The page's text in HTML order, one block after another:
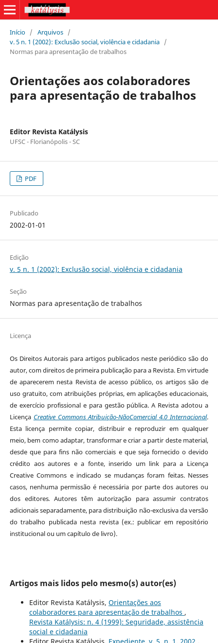
Início / Arquivos /
v. 5 n. 1 (2002): Exclusão social, violência e cidadania /
Normas para apresentação de trabalhos
Orientações aos colaboradores
para apresentação de trabalhos
Editor Revista Katálysis
UFSC - Florianópolis - SC
PDF
Publicado
2002-01-01
Edição
v. 5 n. 1 (2002): Exclusão social, violência e cidadania
Seção
Normas para apresentação de trabalhos
Licença
Os Direitos Autorais para artigos publicados neste periódico são do
autor, com direitos de primeira publicação para a Revista. Em virtude
de aparecerem nesta Revista de acesso público, os artigos são de
uso gratuito, com atribuições próprias, em aplicações educacionais,
de exercício profissional e para gestão pública. A Revista adotou a
Licença Creative Commons Atribuição-NãoComercial 4.0 Internacional.
Esta licença permite copiar, distribuir e reproduzir em qualquer
meio, bem como adaptar, transformar e criar a partir deste material,
desde que para fins não comerciais e que seja fornecido o devido
crédito aos autores e a fonte, inserido um link para a Licença
Creative Commons e indicado se mudanças foram feitas. Nesses
casos, nenhuma permissão é necessária por parte dos autores ou
dos editores.Autores têm autorização para assumir contratos
adicionais separadamente, para distribuição não-exclusiva da versão
do trabalho publicada nesta revista (ex.: publicar em repositório
institucional ou um capítulo de livro).
Artigos mais lidos pelo mesmo(s) autor(es)
Editor Revista Katálysis, Orientações aos
colaboradores para apresentação de trabalhos ,
Revista Katálysis: n. 4 (1999): Seguridade, assistência
social e cidadania